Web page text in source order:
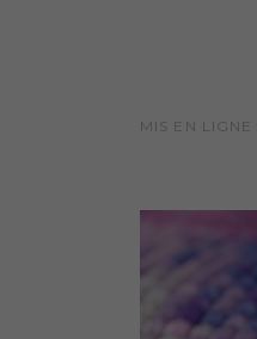
MIS EN LIGNE